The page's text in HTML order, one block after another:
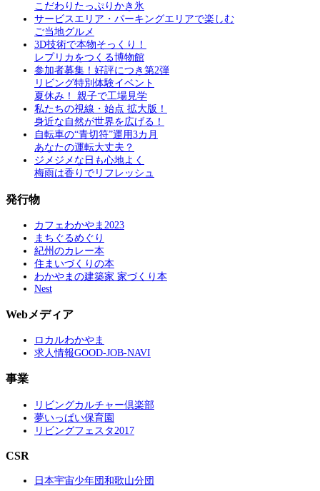
こだわりたっぷりかき氷
サービスエリア・パーキングエリアで楽しむ
ご当地グルメ
3D技術で本物そっくり！
レプリカをつくる博物館
参加者募集！好評につき第2弾
リビング特別体験イベント
夏休み！ 親子で工場見学
私たちの視線・始点 拡大版！
身近な自然が世界を広げる！
自転車の“青切符”運用3カ月
あなたの運転大丈夫？
ジメジメな日も心地よく
梅雨は香りでリフレッシュ
発行物
カフェわかやま2023
まちぐるめぐり
紀州のカレー本
住まいづくりの本
わかやまの建築家 家づくり本
Nest
Webメディア
ロカルわかやま
求人情報GOOD-JOB-NAVI
事業
リビングカルチャー倶楽部
夢いっぱい保育園
リビングフェスタ2017
CSR
日本宇宙少年団和歌山分団